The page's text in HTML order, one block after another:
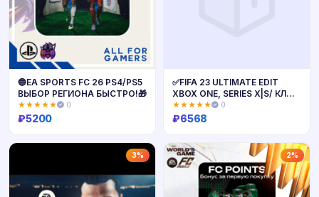
🔵EA SPORTS FC 26 PS4/PS5
ВЫБОР РЕГИОНА БЫСТРО!🎁
★★★★★ 0
₽5200
Купить
✅FIFA 23 ULTIMATE EDIT
XBOX ONE, SERIES X|S/ КЛЮЧ
🔑
★★★★★ 0
₽6568
3% 2%